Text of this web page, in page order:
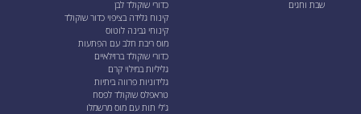
שבת וחגים
כדורי שוקולד לבן
קינוח גלידה בציפוי כדור שוקולד
קינוחי גבינה לוטוס
מוס ריבת חלב עם הפתעות
כדורי שוקולד ברזילאיים
גליליות במילוי קרם
גלידוניות פרווה ביתיות
טראפלס שוקולד לפסח
ג'לי תות עם מוס מרשמלו